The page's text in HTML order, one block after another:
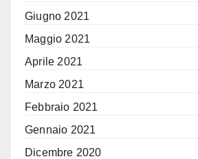
Giugno 2021
Maggio 2021
Aprile 2021
Marzo 2021
Febbraio 2021
Gennaio 2021
Dicembre 2020